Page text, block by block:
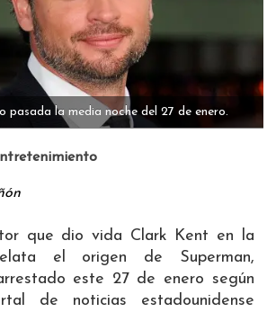
pasada la media noche del 27 de enero.
que dio vida Clark Kent en la
el origen de Superman,
arrestado este 27 de enero según
de noticias estadounidense